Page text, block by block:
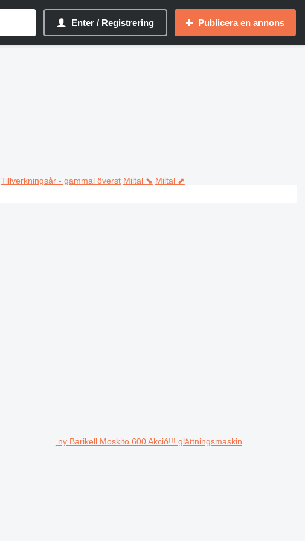
Enter / Registrering Publicera en annons
Tillverkningsår - gammal överst Miltal ⬊ Miltal ⬈
ny Barikell Moskito 600 Akció!!! glättningsmaskin